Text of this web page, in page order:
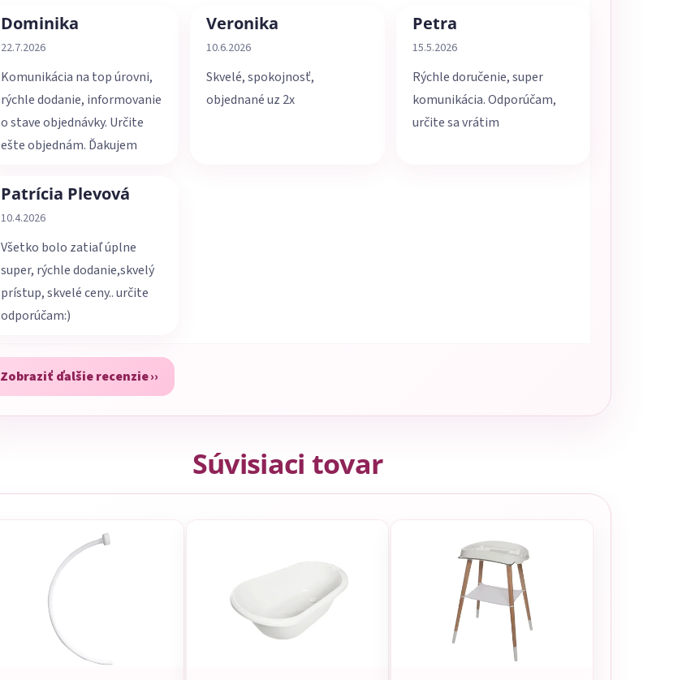
Dominika
Hodnotenie obchodu je 5 z 5 hviezdičiek.
22.7.2026
Komunikácia na top úrovni,
rýchle dodanie, informovanie
o stave objednávky. Určite
ešte objednám. Ďakujem
Veronika
Hodnotenie obchodu je 5 z 5 hviezdičiek.
10.6.2026
Skvelé, spokojnosť,
objednané uz 2x
Petra
Hodnotenie obchodu je 5 z 5 hviezdičiek.
15.5.2026
Rýchle doručenie, super
komunikácia. Odporúčam,
určite sa vrátim
Patrícia Plevová
Hodnotenie obchodu je 5 z 5 hviezdičiek.
10.4.2026
Všetko bolo zatiaľ úplne
super, rýchle dodanie,skvelý
prístup, skvelé ceny.. určite
odporúčam:)
Zobraziť ďalšie recenzie
Súvisiaci tovar